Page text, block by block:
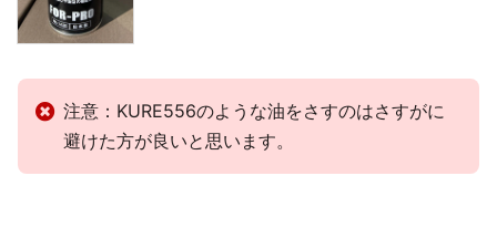
注意：KURE556のような油をさすのはさすがに
避けた方が良いと思います。